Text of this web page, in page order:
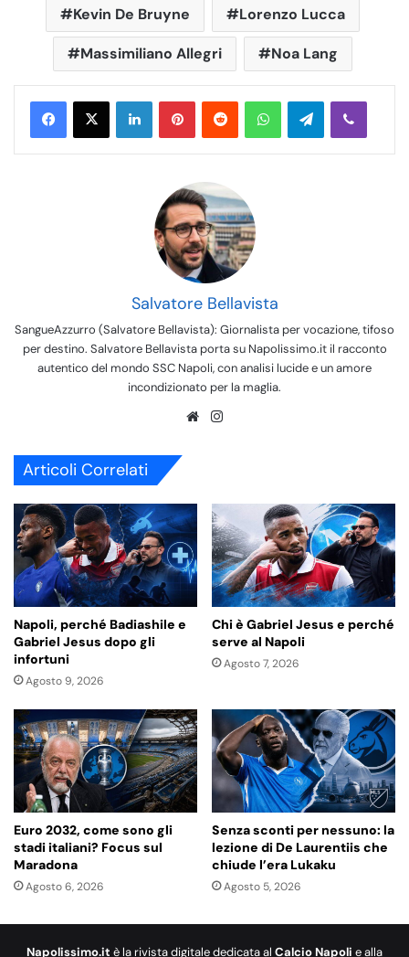
Kevin De Bruyne Lorenzo Lucca
Massimiliano Allegri Noa Lang
WhatsApp Telegram
Salvatore Bellavista
SangueAzzurro (Salvatore Bellavista): Giornalista per vocazione, tifoso
per destino. Salvatore Bellavista porta su Napolissimo.it il racconto
autentico del mondo SSC Napoli, con analisi lucide e un amore
incondizionato per la maglia.
We
Articoli Correlati
Napoli, perché Badiashile e
Gabriel Jesus dopo gli
infortuni
Agosto 9, 2026
Chi è Gabriel Jesus e perché
serve al Napoli
Agosto 7, 2026
Euro 2032, come sono gli
stadi italiani? Focus sul
Maradona
Agosto 6, 2026
Senza sconti per nessuno: la
lezione di De Laurentiis che
chiude l’era Lukaku
Agosto 5, 2026
Napolissimo.it è la rivista digitale dedicata al Calcio Napoli e alla